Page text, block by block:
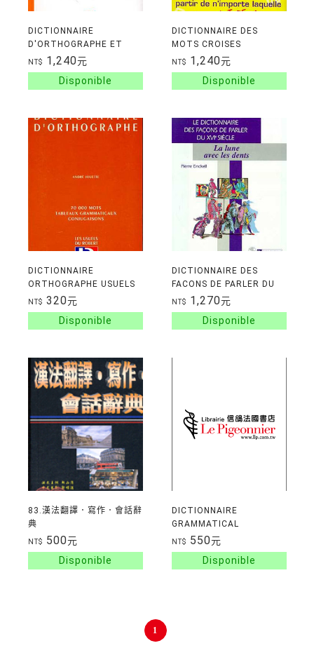
DICTIONNAIRE
D'ORTHOGRAPHE ET
EXPRESSION ECRITE
NT$ 1,240元
DICTIONNAIRE DES
MOTS CROISES
NT$ 1,240元
DICTIONNAIRE
ORTHOGRAPHE USUELS
DE POCHE
NT$ 320元
DICTIONNAIRE DES
FACONS DE PARLER DU
16E SIECLE
NT$ 1,270元
83.漢法翻譯．寫作．會話辭
典
NT$ 500元
DICTIONNAIRE
GRAMMATICAL
NT$ 550元
1